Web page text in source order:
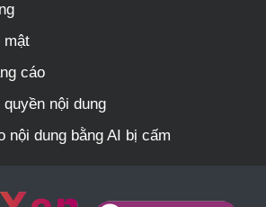
mật
cáo
nội dung
nội dung bằng AI bị cấm